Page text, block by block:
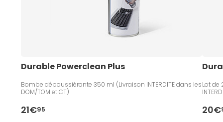
Durable Powerclean Plus
Bombe dépoussiérante 350 ml (Livraison INTERDITE dans les
DOM/TOM et CT)
21€95
Lot
20€